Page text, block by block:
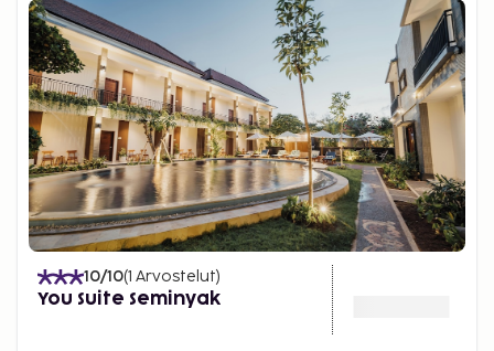
10/10(1 Arvostelut)
You Suite Seminyak